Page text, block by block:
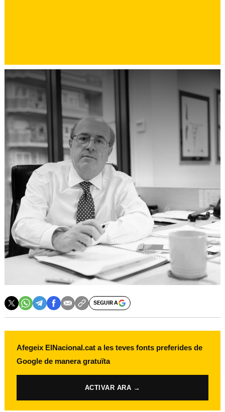
SEGUIR A
Afegeix ElNacional.cat a les teves fonts preferides de
Google de manera gratuïta
ACTIVAR ARA →